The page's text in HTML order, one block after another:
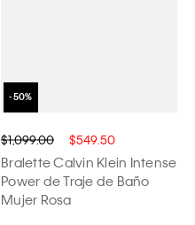
$1,099.00 $549.50
Bralette Calvin Klein Intense
Power de Traje de Baño
Mujer Rosa